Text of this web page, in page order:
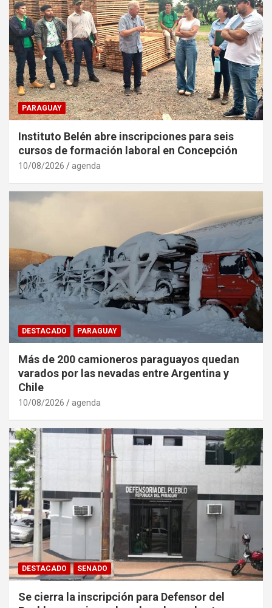
PARAGUAY
Instituto Belén abre inscripciones para seis
cursos de formación laboral en Concepción
10/08/2026 agenda
DESTACADO PARAGUAY
Más de 200 camioneros paraguayos quedan
varados por las nevadas entre Argentina y
Chile
10/08/2026 agenda
DESTACADO SENADO
Se cierra la inscripción para Defensor del